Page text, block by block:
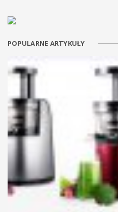
POPULARNE ARTYKUŁY